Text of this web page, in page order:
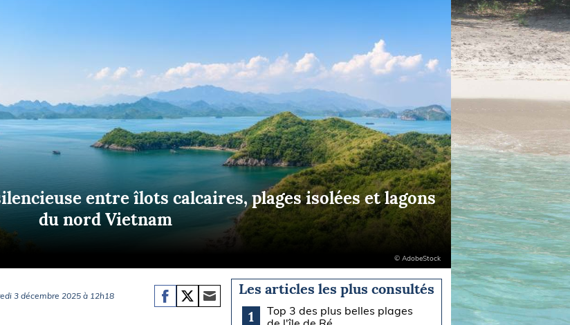
FLASH INFO
entre îlots calcaires, plages isolées et lagons
du nord Vietnam
© AdobeStock
3 décembre 2025 à 12h18
Les articles les plus consultés
1
Top 3 des plus belles plages